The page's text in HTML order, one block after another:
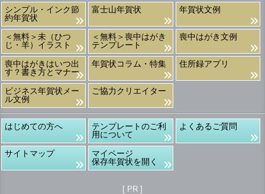
シンプル・インク節
約年賀状
富士山年賀状 年賀状文例
＜無料＞未（ひつ
じ・羊）イラスト
＜無料＞喪中はがき
テンプレート
喪中はがき文例
喪中はがきはいつ出
す？書き方とマナー
年賀状コラム・特集 住所録アプリ
ビジネス年賀状メー
ル文例
ご協力クリエイター
はじめての方へ
テンプレートのご利
用について
よくあるご質問
サイトマップ
マイページ
保存年賀状を開く
[ PR ]